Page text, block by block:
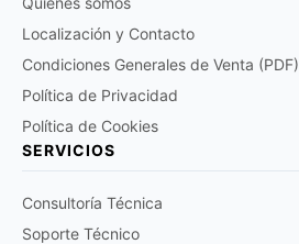
Localización y Contacto
Condiciones Generales de Venta (PDF)
Política de Privacidad
Política de Cookies
SERVICIOS
Consultoría Técnica
Soporte Técnico